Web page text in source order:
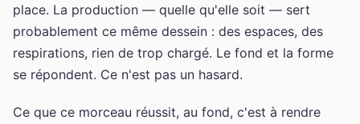
place. La production — quelle qu'elle soit — sert
probablement ce même dessein : des espaces, des
respirations, rien de trop chargé. Le fond et la forme
se répondent. Ce n'est pas un hasard.
Ce que ce morceau réussit, au fond, c'est à rendre